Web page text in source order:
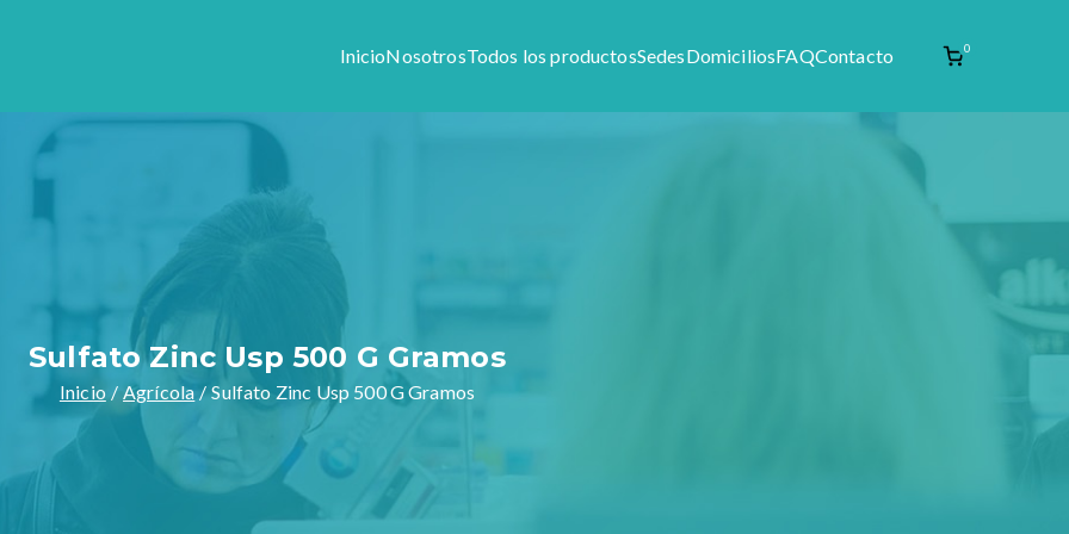
1944, somos especialistas en preparar formulas magistrales y venta de materia prima como productos naturales,
InicioNosotrosTodos los productosSedesDomiciliosFAQContacto 0
Sulfato Zinc Usp 500 G Gramos
Inicio Agrícola Sulfato Zinc Usp 500 G Gramos